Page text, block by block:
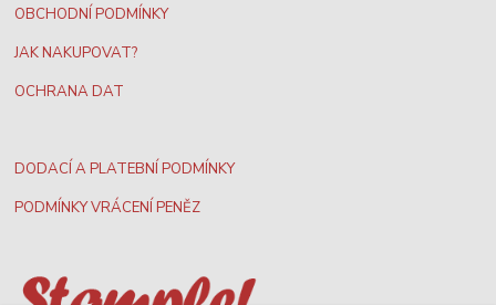
OBCHODNÍ PODMÍNKY
JAK NAKUPOVAT?
OCHRANA DAT
DODACÍ A PLATEBNÍ PODMÍNKY
PODMÍNKY VRÁCENÍ PENĚZ